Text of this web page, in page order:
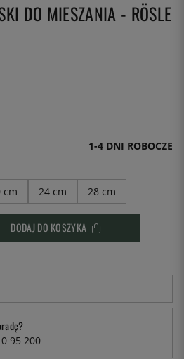
DO MIESZANIA - RÖSLE
1-4 DNI ROBOCZE
cm 24 cm 28 cm
DODAJ DO KOSZYKA
95 200